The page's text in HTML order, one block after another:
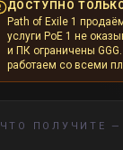
ДОСТУПНО
Path of Exile 1
услуги PoE 1 не
и ПК ограничены
работаем со всеми
ЧТО ПОЛУЧИТЕ —